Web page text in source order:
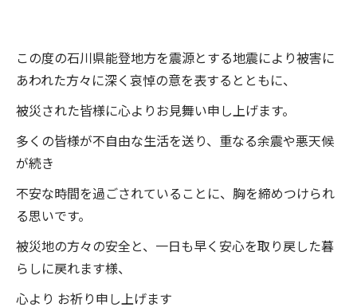
この度の石川県能登地方を震源とする地震により被害に
あわれた方々に深く哀悼の意を表するとともに、
被災された皆様に心よりお見舞い申し上げます。
多くの皆様が不自由な生活を送り、重なる余震や悪天候
が続き
不安な時間を過ごされていることに、胸を締めつけられ
る思いです。
被災地の方々の安全と、一日も早く安心を取り戻した暮
らしに戻れます様、
心より お祈り申し上げます